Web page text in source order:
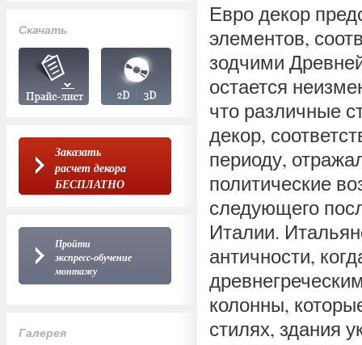
Скачать
Заказать
расчет декора
БЕСПЛАТНО
Пройти
экспресс-обучение
монтажу
Галерея
Евро декор
элементов,
зодчими
остается
что различные
декор,
периоду,
политические
следующего
Италии.
античности,
колонны,
стилях, здания